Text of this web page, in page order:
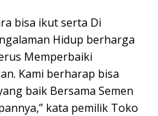
bisa ikut serta Di
Hidup berharga
Memperbaiki
Kami berharap bisa
baik Bersama Semen
kata pemilik Toko